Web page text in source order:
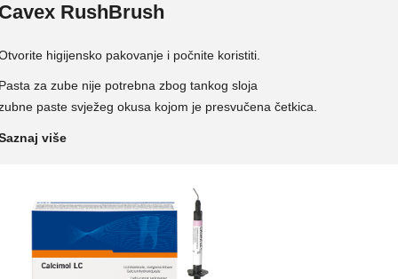
RushBrush
higijensko pakovanje i počnite koristiti.
za zube nije potrebna zbog tankog sloja
paste svježeg okusa kojom je presvučena četkica.
više